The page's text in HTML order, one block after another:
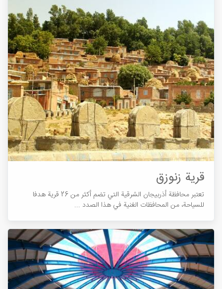
قرية زنوزق
تعتبر محافظة أذربيجان الشرقية التي تضم أكثر من 26 قرية هدفا
للسياحة، من المحافظات الغنية في هذا الصدد ...